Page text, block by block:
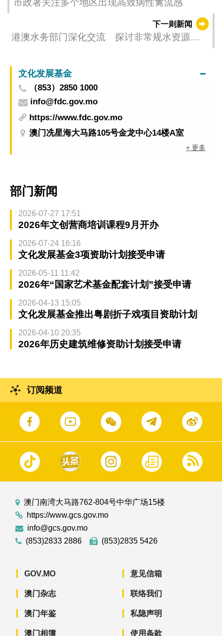
市政署关注多个地区出现高致病性禽流感
下一则新闻
港澳水务部门深化交流 探讨非常规水资源政
文化发展基金
（853）2850 1000
info@fdc.gov.mo
https://www.fdc.gov.mo
澳门冼星海大马路105号金龙中心14楼A室
+ 更多
部门新闻
2026-07-27 17:51
2026年文创营商培训课程9月开办
2026-07-24 16:16
文化发展基金3项资助计划接受申请
2026-05-11 11:42
2026年“国家艺术基金配套计划”接受申请
2026-04-13 15:05
文化发展基金推出粤剧折子戏项目资助计划
2026-04-10 20:35
2026年历史建筑维修资助计划接受申请
订阅频道
澳门南湾大马路762-804号中华广场15楼
https://www.gcs.gov.mo
info@gcs.gov.mo
(853)2833 2886
(853)2835 5426
GOV.MO
澳门杂志
澳门年鉴
澳门相簿
意见信箱
联络我们
私隐声明
使用条款